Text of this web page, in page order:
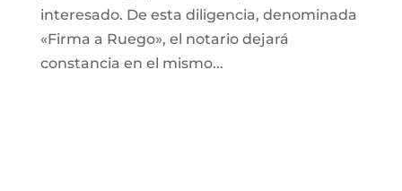
interesado. De esta diligencia, denominada
«Firma a Ruego», el notario dejará
constancia en el mismo...